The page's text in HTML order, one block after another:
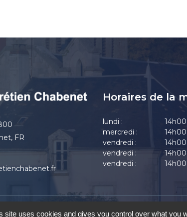
FR
Horaires de la
lundi :
mercredi :
vendredi :
vendredi :
vendredi :
le Pont-Chrétien-Chabenet |Mentions Légales
site uses cookies and gives you control over what you